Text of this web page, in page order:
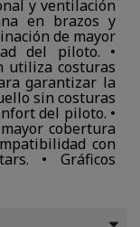
y ventilación
en brazos y
de mayor
del piloto. •
utiliza costuras
garantizar la
sin costuras
del piloto. •
cobertura
con
• Gráficos